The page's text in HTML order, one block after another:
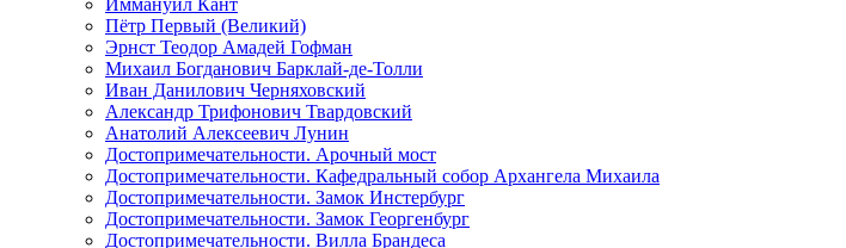
Иммануил Кант
Пётр Первый (Великий)
Эрнст Теодор Амадей Гофман
Михаил Богданович Барклай-де-Толли
Иван Данилович Черняховский
Александр Трифонович Твардовский
Анатолий Алексеевич Лунин
Достопримечательности. Арочный мост
Достопримечательности. Кафедральный собор Архангела Михаила
Достопримечательности. Замок Инстербург
Достопримечательности. Замок Георгенбург
Достопримечательности. Вилла Брандеса